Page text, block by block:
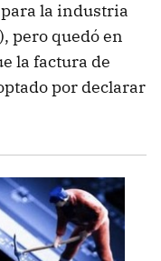
la industria
), pero quedó en
la factura de
por declarar